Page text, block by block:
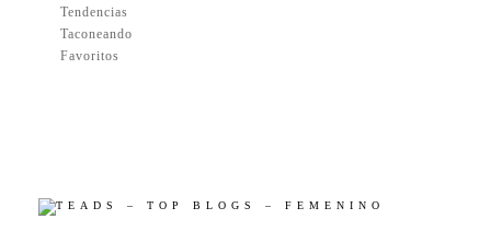
Tendencias
Taconeando
Favoritos